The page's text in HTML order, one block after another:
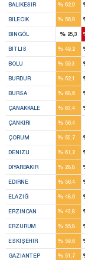
BALIKESIR %62,9
BILECIK %56,9
BINGÖL %25,3
BITLIS %49,2
BOLU %59,3
BURDUR %52,1
BURSA %68,6
ÇANAKKALE %63,4
ÇANKIRI %56,4
ÇORUM %50,7
DENIZLI %61,2
DIYARBAKIR %28,8
EDIRNE %56,4
ELAZIĞ %48,6
ERZINCAN %43,8
ERZURUM %55,8
ESKIŞEHIR %59,6
GAZIANTEP %51,7